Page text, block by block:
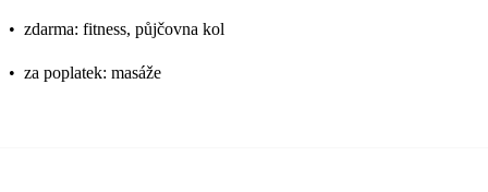
• zdarma: fitness, půjčovna kol
• za poplatek: masáže